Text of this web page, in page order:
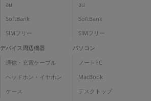
au
SoftBank
SIMフリー
au
SoftBank
SIMフリー
デバイス周辺機器
通信・充電ケーブル
ヘッドホン・イヤホン
ケース
パソコン
ノートPC
MacBook
デスクトップ